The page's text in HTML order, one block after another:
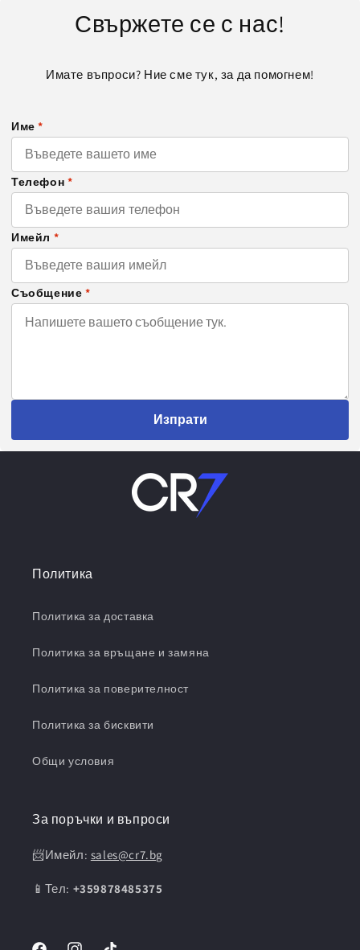
Свържете се с нас!
Имате въпроси? Ние сме тук, за да помогнем!
Име*
Телефон *
Имейл *
Съобщение *
Изпрати
Политика
Политика за доставка
Политика за връщане и замяна
Политика за поверителност
Политика за бисквити
Общи условия
За поръчки и въпроси
📨Имейл: sales@cr7.bg
📱Тел: +359878485375